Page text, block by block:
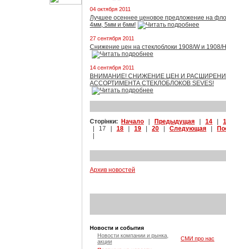
04 октября 2011
Лучшее осеннее ценовое предложение на
4мм, 5мм и 6мм!
27 сентября 2011
Снижение цен на стеклоблоки 1908/W и 1908/Н
14 сентября 2011
ВНИМАНИЕ! СНИЖЕНИЕ ЦЕН И
АССОРТИМЕНТА СТЕКЛОБЛОКОВ SEVES!
Сторінки: Начало Предыдущая 14
| 17 | 18 19 20 Следующая
Архив новостей
Новости и события
Новости компании и рынка,
акции
СМИ про нас